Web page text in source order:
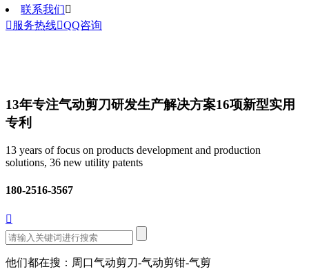
联系我们
 服务热线QQ咨询
13年专注气动剪刀研发生产解决方案16项新型实用
专利
13 years of focus on products development and production
solutions, 36 new utility patents
180-2516-3567

他们都在搜：周口气动剪刀-气动剪钳-气剪